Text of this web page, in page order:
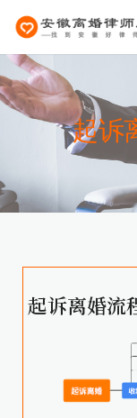
起诉
起诉离婚流